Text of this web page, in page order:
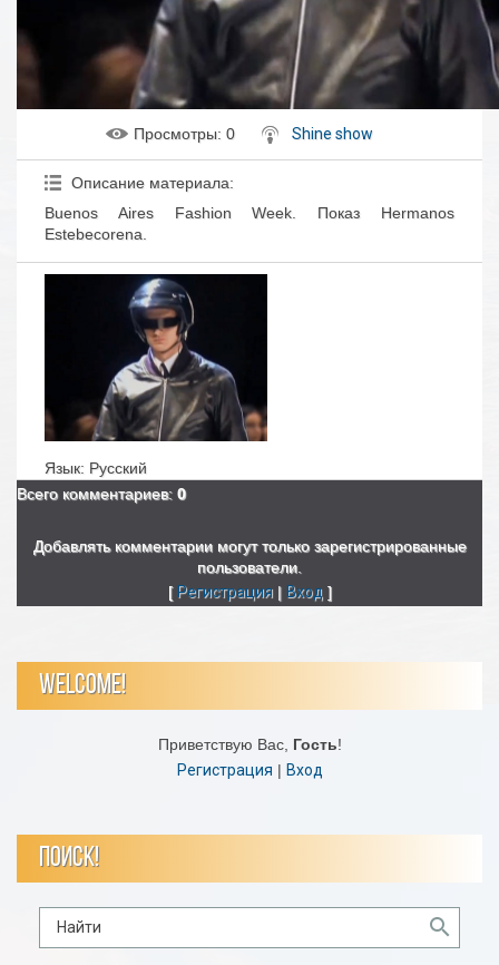
Просмотры: 0 Shine show
Описание материала:
Buenos Aires Fashion Week. Показ Hermanos
Estebecorena.
Язык: Русский
Всего комментариев: 0
Добавлять комментарии могут только зарегистрированные
пользователи.
[ Регистрация| Вход ]
WELCOME!
Приветствую Вас, Гость!
Регистрация | Вход
ПОИСК!